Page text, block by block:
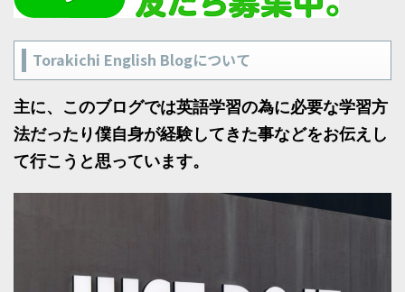
Torakichi English Blogについて
主に、このブログでは英語学習の為に必要な学習方
法だったり僕自身が経験してきた事などをお伝えし
て行こうと思っています。